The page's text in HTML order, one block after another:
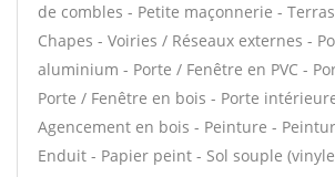
de combles - Petite maçonnerie -
Chapes - Voiries / Réseaux externes -
aluminium - Porte / Fenêtre en PVC -
Porte / Fenêtre en bois - Porte
Agencement en bois - Peinture -
Enduit - Papier peint - Sol souple